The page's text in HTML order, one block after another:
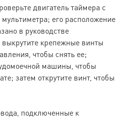
двигатель таймера с
его расположение
в руководстве
выкрутите крепежные винты
чтобы снять ее;
машины, чтобы
затем открутите винт, чтобы
подключенные к